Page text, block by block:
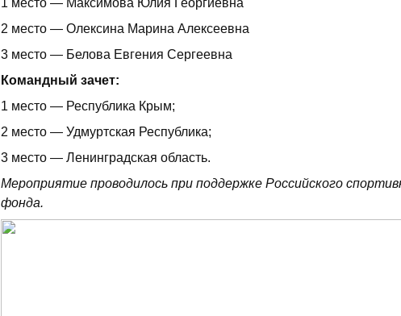
2 место — Олексина Марина Алексеевна
3 место — Белова Евгения Сергеевна
Командный зачет:
1 место — Республика Крым;
2 место — Удмуртская Республика;
3 место — Ленинградская область.
Мероприятие проводилось при поддержке Российского
фонда.